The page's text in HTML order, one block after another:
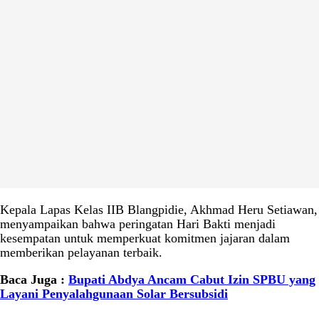
Kepala Lapas Kelas IIB Blangpidie, Akhmad Heru Setiawan,
menyampaikan bahwa peringatan Hari Bakti menjadi
kesempatan untuk memperkuat komitmen jajaran dalam
memberikan pelayanan terbaik.
Baca Juga : Bupati Abdya Ancam Cabut Izin SPBU yang
Layani Penyalahgunaan Solar Bersubsidi